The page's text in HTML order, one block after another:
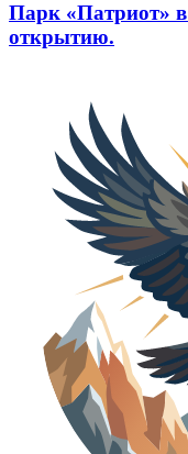
Парк «Патриот» в
открытию.